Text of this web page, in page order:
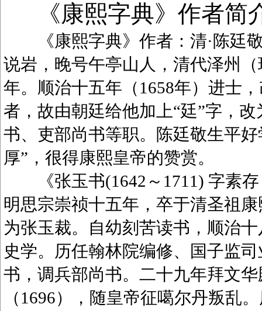
《康熙字典》作者简
《康熙字典》作者：清·陈廷敬
说岩，晚号午亭山人，清代泽州
年。顺治十五年（1658年）进士
者，故由朝廷给他加上“廷”字，
书、吏部尚书等职。陈廷敬生平
厚”，很得康熙皇帝的赞赏。
《张玉书(1642～1711) 字素存
明思宗崇祯十五年，卒于清圣祖
为张玉裁。自幼刻苦读书，顺治
史学。历任翰林院编修、国子监
书，调兵部尚书。二十九年拜文
（1696），随皇帝征噶尔丹叛乱